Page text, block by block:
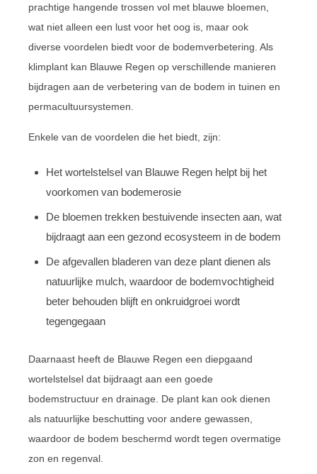
prachtige hangende trossen vol met blauwe bloemen,
wat niet alleen een lust voor het oog is, maar ook
diverse voordelen biedt voor de bodemverbetering. Als
klimplant kan Blauwe Regen op verschillende manieren
bijdragen aan de verbetering van de bodem in tuinen en
permacultuursystemen.
Enkele van de voordelen die het biedt, zijn:
Het wortelstelsel van Blauwe Regen helpt bij het
voorkomen van bodemerosie
De bloemen trekken bestuivende insecten aan, wat
bijdraagt aan een gezond ecosysteem in de bodem
De afgevallen bladeren van deze plant dienen als
natuurlijke mulch, waardoor de bodemvochtigheid
beter behouden blijft en onkruidgroei wordt
tegengegaan
Daarnaast heeft de Blauwe Regen een diepgaand
wortelstelsel dat bijdraagt aan een goede
bodemstructuur en drainage. De plant kan ook dienen
als natuurlijke beschutting voor andere gewassen,
waardoor de bodem beschermd wordt tegen overmatige
zon en regenval.